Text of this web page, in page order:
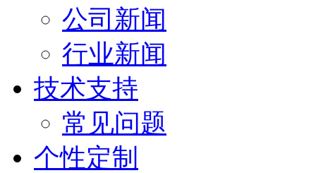
公司新闻
行业新闻
技术支持
常见问题
个性定制